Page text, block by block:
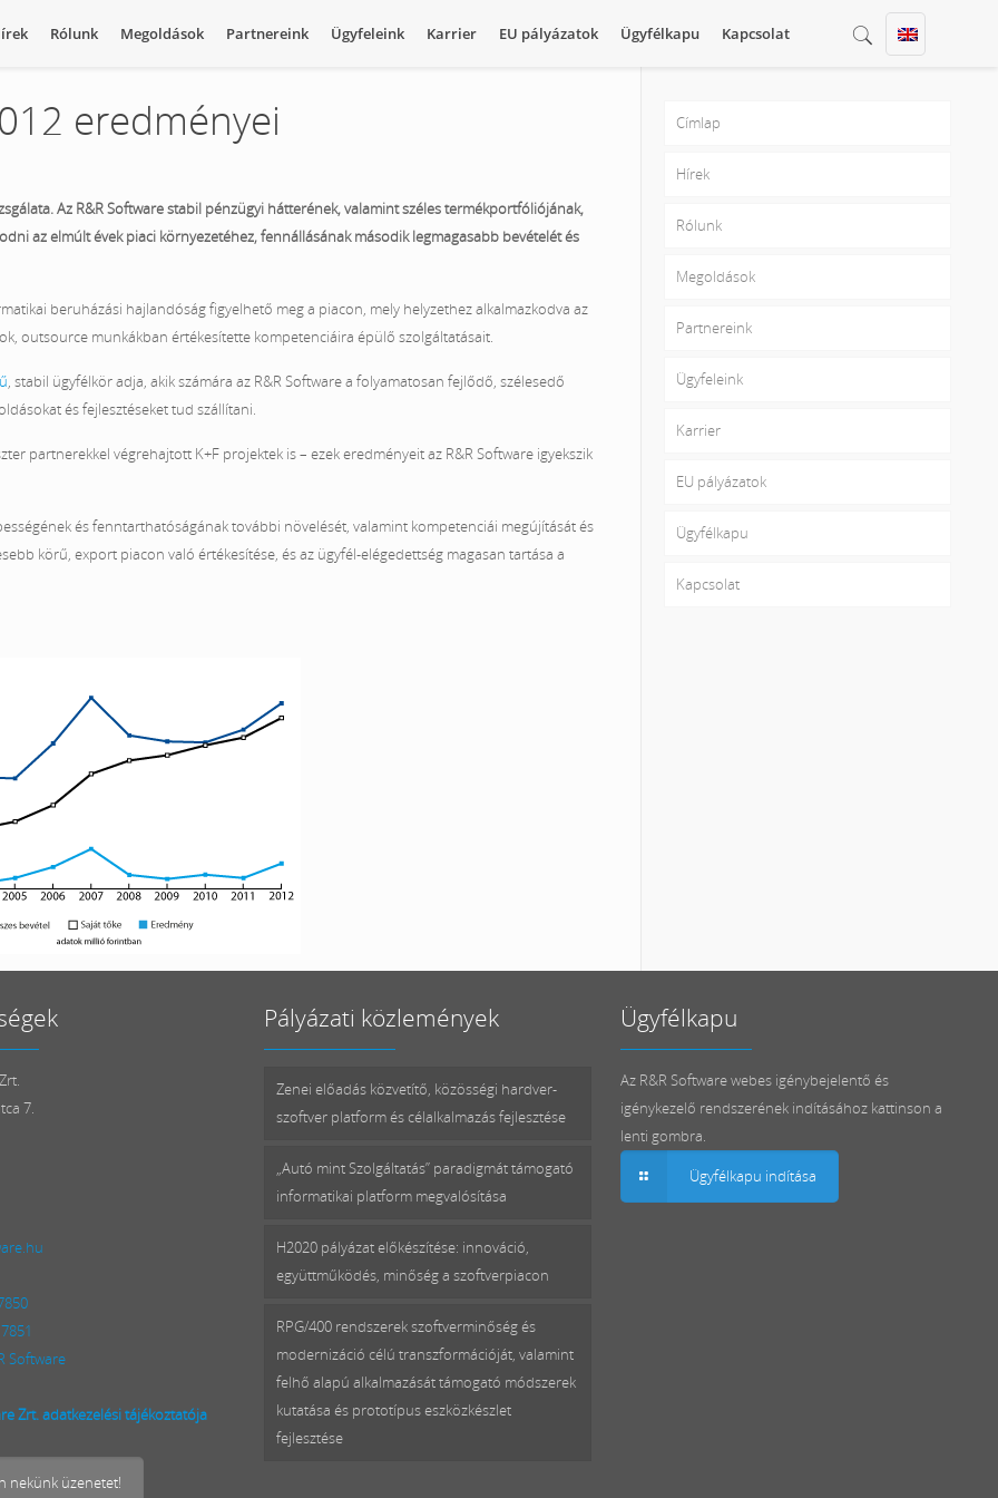
Rólunk Megoldások Partnereink Ügyfeleink Karrier EU pályázatok Ügyfélkapu Kapcsolat
eredményei
Az R&R Software stabil pénzügyi hátterének, valamint széles termékportfóliójának,
az elmúlt évek piaci környezetéhez, fennállásának második legmagasabb bevételét és
beruházási hajlandóság figyelhető meg a piacon, mely helyzethez alkalmazkodva az
outsource munkákban értékesítette kompetenciáira épülő szolgáltatásait.
, stabil ügyfélkör adja, akik számára az R&R Software a folyamatosan fejlődő, szélesedő
és fejlesztéseket tud szállítani.
partnerekkel végrehajtott K+F projektek is – ezek eredményeit az R&R Software igyekszik
és fenntarthatóságának további növelését, valamint kompetenciái megújítását és
körű, export piacon való értékesítése, és az ügyfél-elégedettség magasan tartása a
Címlap
Hírek
Rólunk
Megoldások
Partnereink
Ügyfeleink
Karrier
EU pályázatok
Ügyfélkapu
Kapcsolat
7.
Software
Zrt. adatkezelési tájékoztatója
nekünk üzenetet!
Pályázati közlemények
Zenei előadás közvetítő, közösségi hardver-
szoftver platform és célalkalmazás fejlesztése
„Autó mint Szolgáltatás” paradigmát támogató
informatikai platform megvalósítása
H2020 pályázat előkészítése: innováció,
együttműködés, minőség a szoftverpiacon
RPG/400 rendszerek szoftverminőség és
modernizáció célú transzformációját, valamint
felhő alapú alkalmazását támogató módszerek
kutatása és prototípus eszközkészlet
fejlesztése
Ügyfélkapu
Az R&R Software webes igénybejelentő és
igénykezelő rendszerének indításához kattinson a
lenti gombra.
Ügyfélkapu indítása